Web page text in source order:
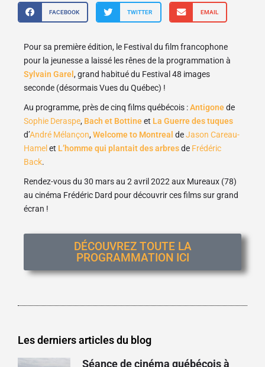
FACEBOOK TWITTER EMAIL
Pour sa première édition, le Festival du film francophone
pour la jeunesse a laissé les rênes de la programmation à
Sylvain Garel , grand habitué du Festival 48 images
seconde (désormais Vues du Québec) !
Au programme, près de cinq films québécois :Antigonede
Sophie Deraspe, Bach et Bottineet La Guerre des tuques
d’André Mélançon, Welcome to Montreal deJason Careau-
Hamel et L’homme qui plantait des arbresde Frédéric
Back.
Rendez-vous du 30 mars au 2 avril 2022 aux Mureaux (78)
au cinéma Frédéric Dard pour découvrir ces films sur grand
écran !
DÉCOUVREZ TOUTE LA
PROGRAMMATION ICI
Les derniers articles du blog
Séance de cinéma québécois à